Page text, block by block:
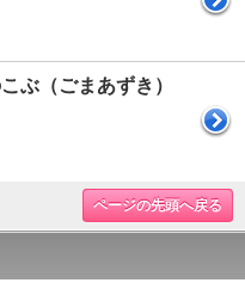
ぶ（ごまあずき）
ページの先頭へ戻る